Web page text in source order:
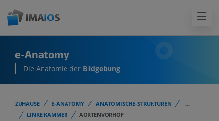
e-Anatomy
Die Anatomie der Bildgebung
ZUHAUSE E-ANATOMY ANATOMISCHE-STRUKTUREN
...
LINKE KAMMER
AORTENVORHOF